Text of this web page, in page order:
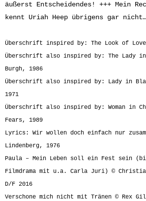
äußerst Entscheidendes! +++ Mein
kennt Uriah Heep übrigens gar nicht…
Überschrift inspired by: The Look of Love
Überschrift also inspired by: The Lady in
Burgh, 1986
Überschrift also inspired by: Lady in
1971
Überschrift also inspired by: Woman in
Fears, 1989
Lyrics: Wir wollen doch einfach nur
Lindenberg, 1976
Paula – Mein Leben soll ein Fest sein
Filmdrama mit u.a. Carla Juri) © Christian
D/F 2016
Verschone mich nicht mit Tränen © Rex